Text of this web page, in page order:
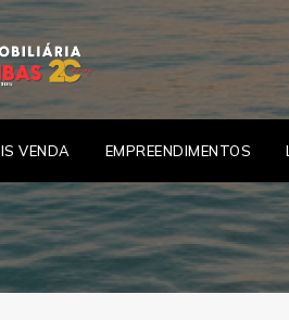
VENDA EMPREENDIMENTOS